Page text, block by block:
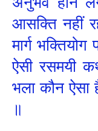
आसक्ति नहीं
मार्ग
ऐसी रसमयी
भला कौन
॥